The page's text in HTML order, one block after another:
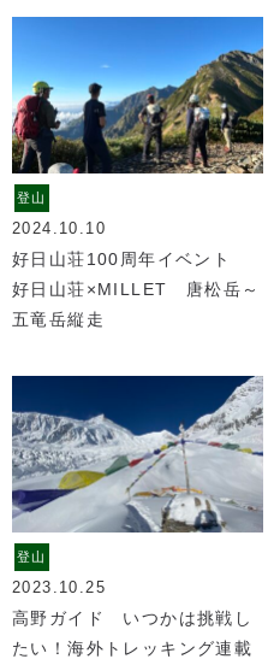
登山
2024.10.10
好日山荘100周年イベント
好日山荘×MILLET 唐松岳～
五竜岳縦走
登山
2023.10.25
高野ガイド いつかは挑戦し
たい！海外トレッキング連載